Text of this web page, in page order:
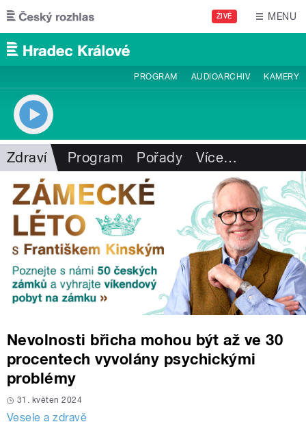
Přejít k hlavnímu obsahu
ŽIVĚ MENU
PROGRAM AUDIOARCHIV KAMERY
Zdraví Program Pořady Více…
Nevolnosti břicha mohou být až ve 30
procentech vyvolány psychickými
problémy
31. květen 2024
Vesele a zdravě